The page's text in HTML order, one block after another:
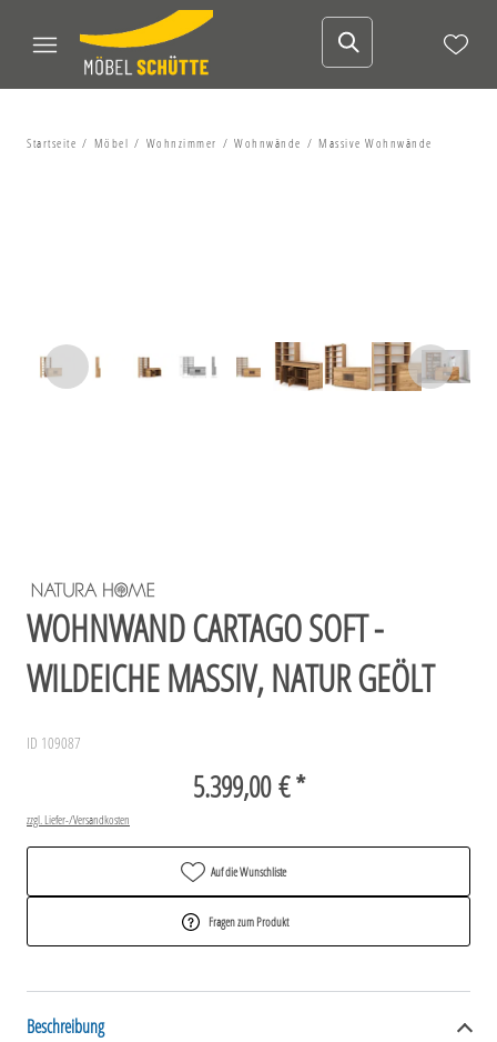
Startseite Möbel Wohnzimmer Wohnwände Massive Wohnwände
WOHNWAND CARTAGO SOFT -
WILDEICHE MASSIV, NATUR GEÖLT
ID 109087
5.399,00 € *
zzgl. Liefer-/Versandkosten
Auf die Wunschliste
Fragen zum Produkt
Beschreibung